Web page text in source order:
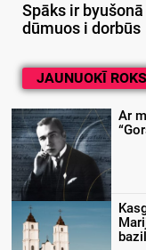
Spāks ir
dūmuos i dorbūs
JAUNUOKĪ
Ar